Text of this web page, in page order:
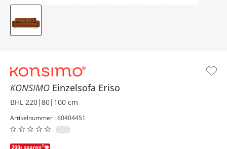
KONSIMO Einzelsofa Eriso
BHL 220|80|100 cm
Artikelnummer : 60404451
0/5